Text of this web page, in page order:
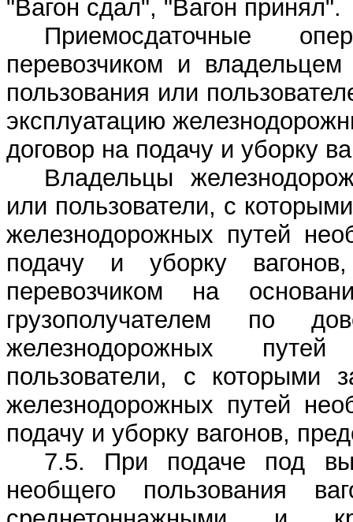
"Вагон сдал", "Вагон принял".
Приемосдаточные
перевозчиком и
пользования или
эксплуатацию
договор на подачу и уборку
Владельцы
или пользователи, с
железнодорожных путей
подачу и уборку
перевозчиком на
грузополучателем по
железнодорожных
пользователи, с которыми
железнодорожных путей
подачу и уборку вагонов,
7.5. При подаче под
необщего пользования